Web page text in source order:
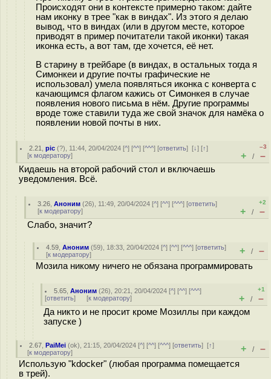
Происходят они в контексте примерно таком: дайте
нам иконку в трее "как в виндах". Из этого я делаю
вывод, что в виндах (или в другом месте, которое
приводят в пример почитатели такой иконки) такая
иконка есть, а вот там, где хочется, её нет.
В старину в трейбаре (в виндах, в остальных тогда я
Симонкеи и другие почты графические не
использовал) умела появляться иконка с конверта с
качающимся флагом кажись от Симонкея в случае
появления нового письма в нём. Другие программы
вроде тоже ставили туда же свой значок для намёка о
появлении новой почты в них.
2.21 ,pic (?), 11:44, 20/04/2024 [^] [^^] [^^^] [ответить][↓] [↑]
[к модератору]
–3
+ / –
Кидаешь на второй рабочий стол и включаешь
уведомления. Всё.
3.26 ,Аноним (26), 11:49, 20/04/2024 [^] [^^] [^^^] [ответить]
[к модератору]
+2
+ / –
Слабо, значит?
4.59 ,Аноним (59), 18:33, 20/04/2024 [^] [^^] [^^^] [ответить]
[к модератору] + / –
Мозила никому ничего не обязана программировать
5.65 ,Аноним (26), 20:21, 20/04/2024 [^] [^^] [^^^]
[ответить] [к модератору]
+1
+ / –
Да никто и не просит кроме Мозиллы при каждом
запуске )
2.67 ,PaiMei (ok), 21:15, 20/04/2024 [^] [^^] [^^^] [ответить][↑]
[к модератору] + / –
Использую "kdocker" (любая программа помещается
в трей).